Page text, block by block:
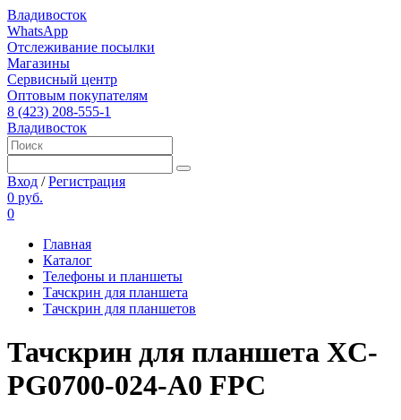
Владивосток
WhatsApp
Отслеживание посылки
Магазины
Сервисный центр
Оптовым покупателям
8 (423) 208-555-1
Владивосток
Вход /Регистрация
0 руб.
0
Главная
Каталог
Телефоны и планшеты
Тачскрин для планшета
Тачскрин для планшетов
Тачскрин для планшета XC-
PG0700-024-A0 FPC